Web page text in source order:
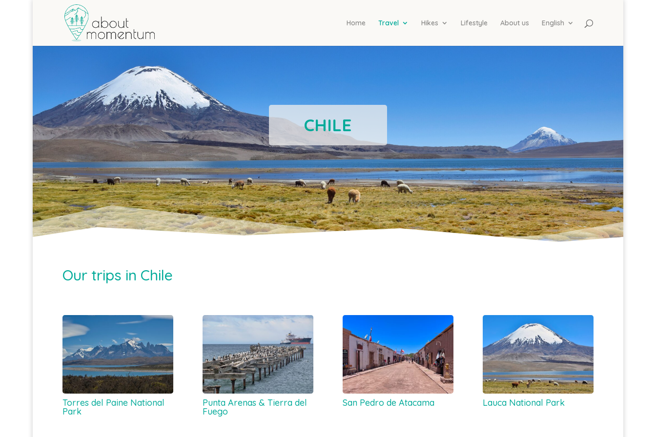
Home Travel Hikes Lifestyle About us English
CHILE
Our trips in Chile
Torres del Paine National
Park
Punta Arenas & Tierra del
Fuego
San Pedro de Atacama Lauca National Park